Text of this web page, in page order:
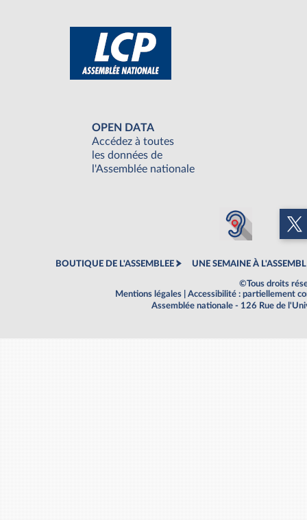
OPEN DATA
Accédez à toutes
les données de
l'Assemblée nationale
BOUTIQUE DE L'ASSEMBLEE UNE SEMAINE À
©Tous droits
Mentions légales
Accessibilité : partiellement
Assemblée nationale - 126 Rue de